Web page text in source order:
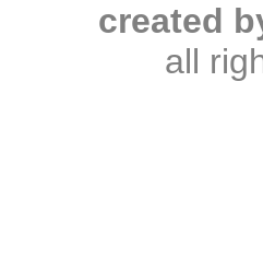
created
all